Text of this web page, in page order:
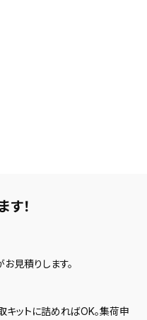
様のアカウント内の
保存
イページの「保存検
す！
見積りします。
ットに詰めればOK。集荷申